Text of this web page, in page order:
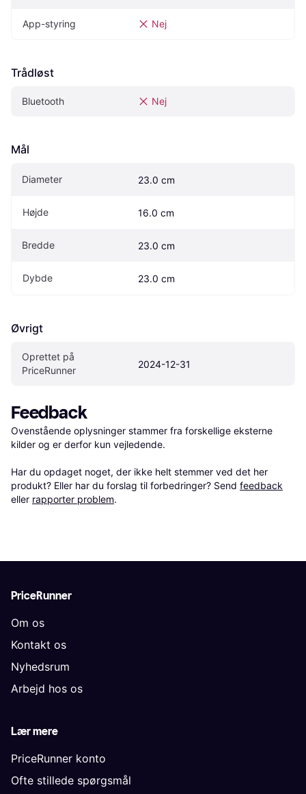
App-styring Nej
Trådløst
Bluetooth Nej
Mål
Diameter 23.0 cm
Højde 16.0 cm
Bredde 23.0 cm
Dybde 23.0 cm
Øvrigt
Oprettet på
PriceRunner
2024-12-31
Feedback
Ovenstående oplysninger stammer fra forskellige eksterne
kilder og er derfor kun vejledende.
Har du opdaget noget, der ikke helt stemmer ved det her
produkt? Eller har du forslag til forbedringer? Send feedback
eller rapporter problem.
PriceRunner
Om os
Kontakt os
Nyhedsrum
Arbejd hos os
Lær mere
PriceRunner konto
Ofte stillede spørgsmål